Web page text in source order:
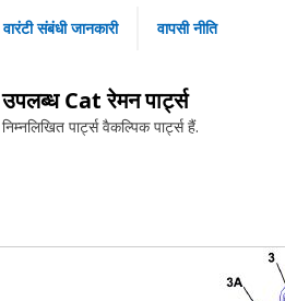
वारंटी संबंधी जानकारी वापसी नीति
उपलब्ध Cat रेमन पार्ट्स
निम्नलिखित पार्ट्स वैकल्पिकपार्ट्स हैं.